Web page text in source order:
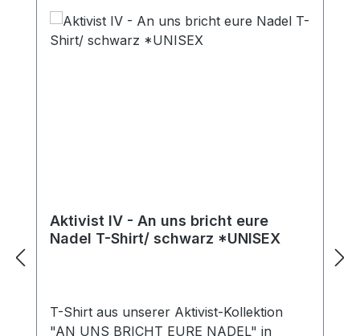
Aktivist IV - An uns bricht eure
Nadel T-Shirt/ schwarz *UNISEX
T-Shirt aus unserer Aktivist-Kollektion
"AN UNS BRICHT EURE NADEL" in